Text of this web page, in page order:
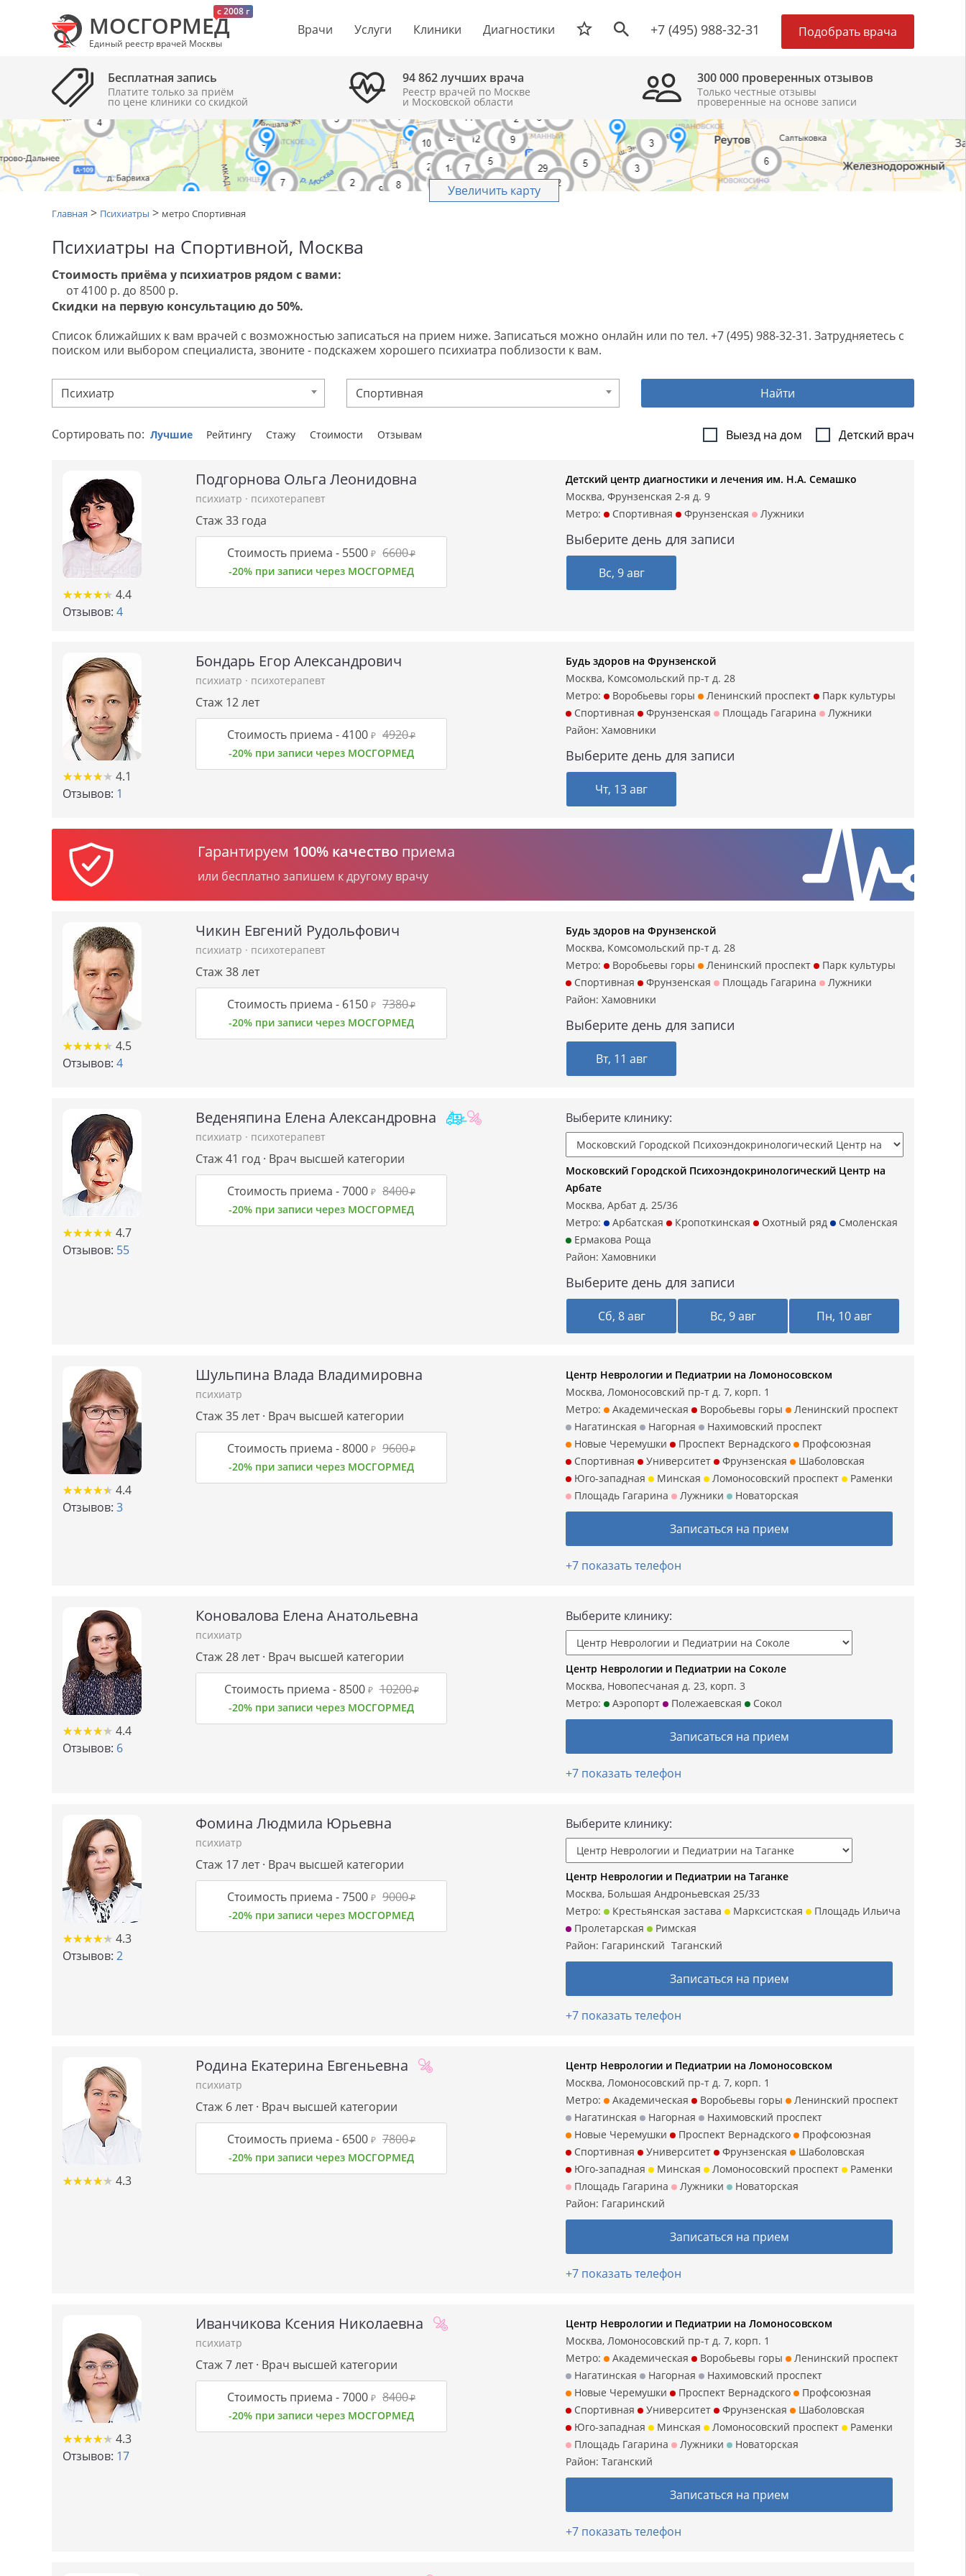
c 2008 г
МОСГОРМЕД
Единый реестр врачей Москвы
Врачи Услуги Клиники Диагностики +7 (495) 988-32-31 Подобрать врача
Бесплатная запись
Платите только за приём
по цене клиники cо скидкой
94 862 лучших врача
Реестр врачей по Москве
и Московской области
300 000 проверенных отзывов
Только честные отзывы
проверенные на основе записи
Увеличить карту
Главная > Психиатры > метро Спортивная
Психиатры на Спортивной, Москва
Стоимость приёма у психиатров рядом с вами:
от 4100 р. до 8500 р.
Скидки на первую консультацию до 50%.
Список ближайших к вам врачей с возможностью записаться на прием ниже. Записаться можно онлайн или по тел. +7 (495) 988-32-31. Затрудняетесь с
поиском или выбором специалиста, звоните - подскажем хорошего психиатра поблизости к вам.
Психиатр Спортивная Найти
Выезд на дом Детский врач
Сортировать по: Лучшие Рейтингу Стажу Стоимости Отзывам
★★★★★
★★★★★ 4.4
Отзывов: 4
Подгорнова Ольга Леонидовна
психиатр · психотерапевт
Стаж 33 года
Стоимость приема - 5500 ₽ 6600₽
-20% при записи через МОСГОРМЕД
Детский центр диагностики и лечения им. Н.А. Семашко
Москва, Фрунзенская 2-я д. 9
Метро:
Спортивная Фрунзенская Лужники
Выберите день для записи
Вс, 9 авг
★★★★★
★★★★★ 4.1
Отзывов: 1
Бондарь Егор Александрович
психиатр · психотерапевт
Стаж 12 лет
Стоимость приема -4100 ₽ 4920₽
-20% при записи через МОСГОРМЕД
Будь здоров на Фрунзенской
Москва, Комсомольский пр-т д. 28
Метро:
Воробьевы горы Ленинский проспект
Парк культуры
Спортивная
Фрунзенская Площадь Гагарина
Лужники
Район: Хамовники
Выберите день для записи
Чт, 13 авг
Гарантируем 100% качество приема
или бесплатно запишем к другому врачу
★★★★★
★★★★★ 4.5
Отзывов: 4
Чикин Евгений Рудольфович
психиатр · психотерапевт
Стаж 38 лет
Стоимость приема - 6150 ₽ 7380₽
-20% при записи через МОСГОРМЕД
Будь здоров на Фрунзенской
Москва, Комсомольский пр-т д. 28
Метро:
Воробьевы горы Ленинский проспект
Парк культуры
Спортивная
Фрунзенская Площадь Гагарина
Лужники
Район: Хамовники
Выберите день для записи
Вт, 11 авг
★★★★★
★★★★★ 4.7
Отзывов: 55
Веденяпина Елена Александровна
психиатр · психотерапевт
Стаж 41 год · Врач высшей категории
Стоимость приема -7000 ₽ 8400₽
-20% при записи через МОСГОРМЕД
Выберите клинику:
Московский Городской Психоэндокринологический Центр на
Арбате
Москва, Арбат д. 25/36
Метро:
Арбатская Кропоткинская Охотный ряд
Смоленская
Ермакова Роща
Район: Хамовники
Выберите день для записи
Сб, 8 авг Вс, 9 авг Пн, 10 авг
★★★★★
★★★★★ 4.4
Отзывов: 3
Шульпина Влада Владимировна
психиатр
Стаж 35 лет · Врач высшей категории
Стоимость приема -8000 ₽ 9600₽
-20% при записи через МОСГОРМЕД
Центр Неврологии и Педиатрии на Ломоносовском
Москва, Ломоносовский пр-т д. 7, корп. 1
Метро:
Академическая Воробьевы горы
Ленинский проспект
Нагатинская
Нагорная
Нахимовский проспект
Новые Черемушки
Проспект Вернадского
Профсоюзная
Спортивная
Университет Фрунзенская
Шаболовская
Юго-западная
Минская Ломоносовский проспект
Раменки
Площадь Гагарина
Лужники Новаторская
Записаться на прием
+7 показать телефон
★★★★★
★★★★★ 4.4
Отзывов: 6
Коновалова Елена Анатольевна
психиатр
Стаж 28 лет · Врач высшей категории
Стоимость приема -8500 ₽ 10200₽
-20% при записи через МОСГОРМЕД
Выберите клинику:
Центр Неврологии и Педиатрии на Соколе
Москва, Новопесчаная д. 23, корп. 3
Метро:
Аэропорт Полежаевская Сокол
Записаться на прием
+7 показать телефон
★★★★★
★★★★★ 4.3
Отзывов: 2
Фомина Людмила Юрьевна
психиатр
Стаж 17 лет · Врач высшей категории
Стоимость приема -7500 ₽ 9000₽
-20% при записи через МОСГОРМЕД
Выберите клинику:
Центр Неврологии и Педиатрии на Таганке
Москва, Большая Андроньевская 25/33
Метро:
Крестьянская застава Марксистская
Площадь Ильича
Пролетарская
Римская
Район: Гагаринский Таганский
Записаться на прием
+7 показать телефон
★★★★★
★★★★★ 4.3
Родина Екатерина Евгеньевна
психиатр
Стаж 6 лет · Врач высшей категории
Стоимость приема - 6500 ₽ 7800₽
-20% при записи через МОСГОРМЕД
Центр Неврологии и Педиатрии на Ломоносовском
Москва, Ломоносовский пр-т д. 7, корп. 1
Метро:
Академическая Воробьевы горы
Ленинский проспект
Нагатинская
Нагорная
Нахимовский проспект
Новые Черемушки
Проспект Вернадского
Профсоюзная
Спортивная
Университет Фрунзенская
Шаболовская
Юго-западная
Минская Ломоносовский проспект
Раменки
Площадь Гагарина
Лужники
Новаторская
Район: Гагаринский
Записаться на прием
+7 показать телефон
★★★★★
★★★★★ 4.3
Отзывов: 17
Иванчикова Ксения Николаевна
психиатр
Стаж 7 лет · Врач высшей категории
Стоимость приема -7000 ₽ 8400₽
-20% при записи через МОСГОРМЕД
Центр Неврологии и Педиатрии на Ломоносовском
Москва, Ломоносовский пр-т д. 7, корп. 1
Метро:
Академическая Воробьевы горы
Ленинский проспект
Нагатинская
Нагорная
Нахимовский проспект
Новые Черемушки
Проспект Вернадского
Профсоюзная
Спортивная
Университет Фрунзенская
Шаболовская
Юго-западная
Минская Ломоносовский проспект
Раменки
Площадь Гагарина
Лужники
Новаторская
Район: Таганский
Записаться на прием
+7 показать телефон